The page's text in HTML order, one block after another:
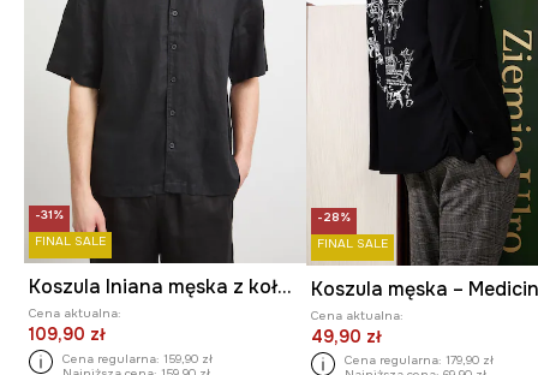
-31%
FINAL SALE
Koszula lniana męska z kołnierzykiem typu resort kolor czarny
Cena aktualna:
109,90 zł
Cena regularna: 159,90 zł
-28%
FINAL SALE
Cena aktualna:
49,90 zł
Cena regularna: 179,90 zł